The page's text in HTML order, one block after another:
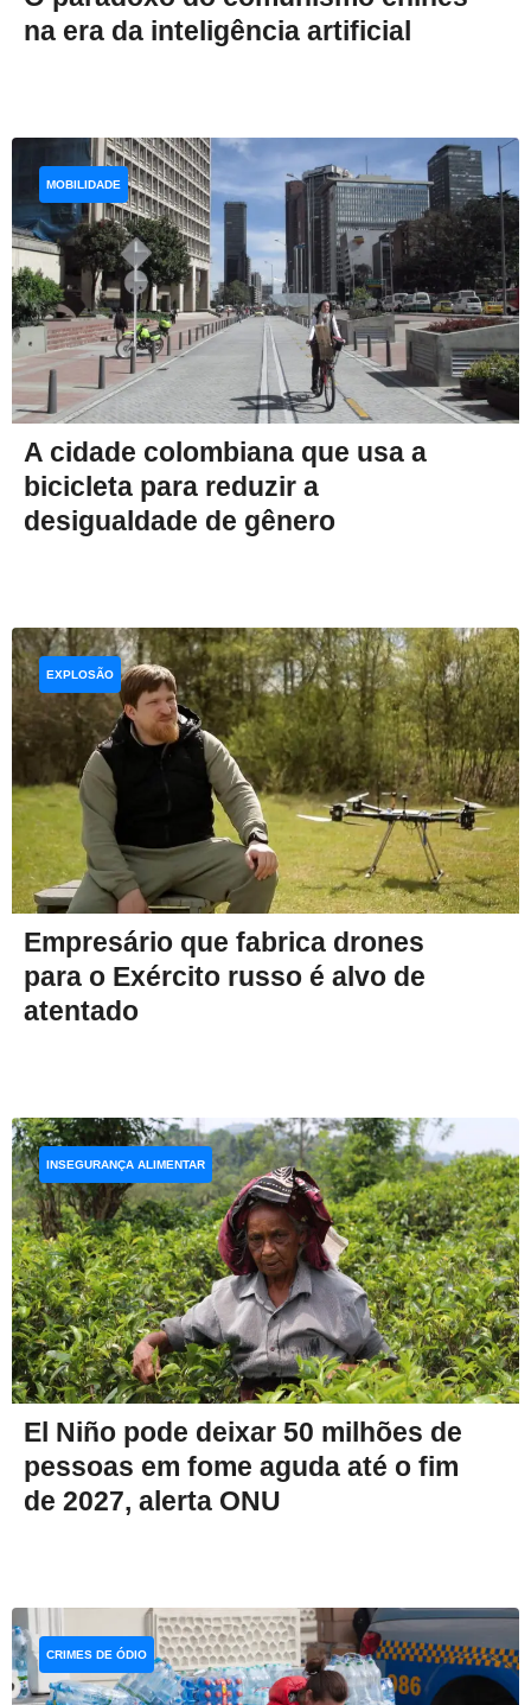
na era da inteligência artificial
A cidade colombiana que usa a
bicicleta para reduzir a
desigualdade de gênero
MOBILIDADE
Empresário que fabrica drones
para o Exército russo é alvo de
atentado
EXPLOSÃO
El Niño pode deixar 50 milhões de
pessoas em fome aguda até o fim
de 2027, alerta ONU
INSEGURANÇA ALIMENTAR
CRIMES DE ÓDIO